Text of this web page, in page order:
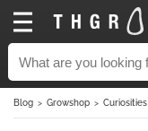
Blog Growshop Curiosities